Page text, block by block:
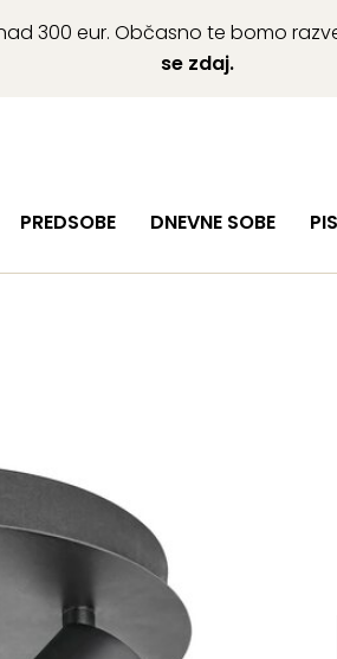
300 eur. Občasno te bomo
se zdaj.
PREDSOBE DNEVNE SOBE